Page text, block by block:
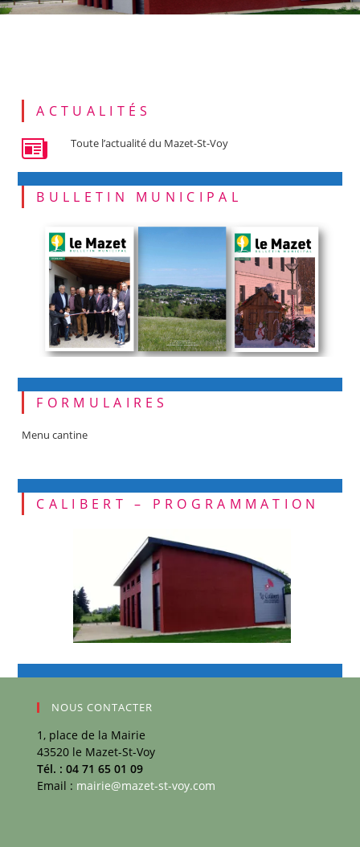
ACTUALITÉS
Toute l’actualité du Mazet-St-Voy
BULLETIN MUNICIPAL
FORMULAIRES
Menu cantine
CALIBERT – PROGRAMMATION
NOUS CONTACTER
1, place de la Mairie
43520 le Mazet-St-Voy
Tél. : 04 71 65 01 09
Email : mairie@mazet-st-voy.com